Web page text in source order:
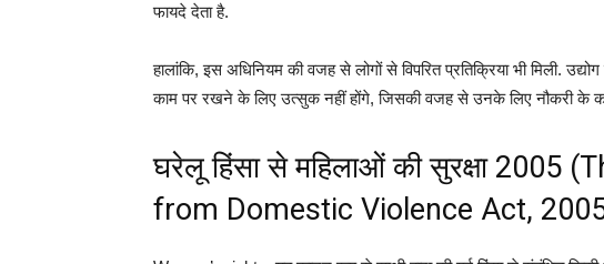
फायदे देता है.
हालांकि, इस अधिनियम की वजह से लोगों से विपरित प्रतिक्रिया भी मिली. उद्योग
काम पर रखने के लिए उत्सुक नहीं होंगे, जिसकी वजह से उनके लिए नौकरी के
घरेलू हिंसा से महिलाओं की सुरक्षा 2005
from Domestic Violence Act,